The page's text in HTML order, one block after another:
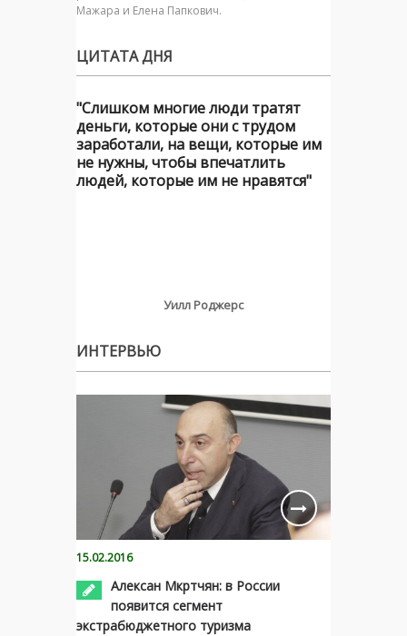
Мажара и Елена Папкович.
ЦИТАТА ДНЯ
"Слишком многие люди тратят
деньги, которые они с трудом
заработали, на вещи, которые им
не нужны, чтобы впечатлить
людей, которые им не нравятся"
Уилл Роджерс
ИНТЕРВЬЮ
15.02.2016
Алексан Мкртчян: в России
появится сегмент
экстрабюджетного туризма